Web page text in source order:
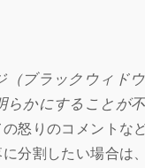
（ブラックウィド
らかにすることが
怒りのコメントな
分割したい場合は